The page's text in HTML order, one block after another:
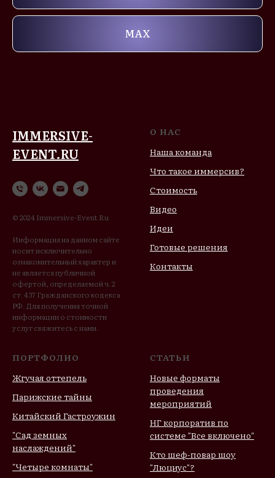
MAX
IMMERSIVE-
EVENT.RU
© 2024 Immersive-Event.Ru
Информация на данном сайте
носит исключительно
ознакомительный характер и
не является публичной
офертой, определяемой ч. 2
ст. 437 Гражданского кодекса
РФ. Для получения точной
информации о стоимости
услуг свяжитесь с нами.
О НАС
Наша команда
Что такое иммерсив?
Стоимость
Видео
Идеи
Готовые решения
Контакты
ПОРТФОЛИО
Жгучая оттепель
Парижские тайны
Китайский Гастроужин
"Сад земных
наслаждений"
"Четыре комнаты"
СТАТЬИ
Новые форматы
проведения
мероприятий
НГ корпоратив по
системе "Все включено"
Кто шеф-повар шоу
"Люциус"?